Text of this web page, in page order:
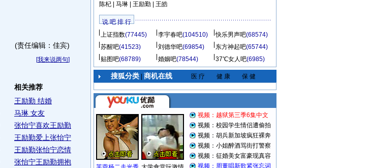
(责任编辑：佳宾)
[我来说两句]
相关推荐
王励勤 结婚
马琳 女友
张怡宁喜欢王励勤
王励勤爱上张怡宁
王励勤张怡宁恋情
张怡宁王励勤拥抱
陈杞| 马琳| 王励勤| 王皓
说 吧 排 行
上证指数(77445) 李宇春吧(104510) 快乐男声吧(68574)
苏醒吧(41523) 刘德华吧(69854) 东方神起吧(65744)
贴图吧(68789) 婚姻吧(78544) 37℃女人吧(6985)
搜狐分类| 商机在线 医 疗 健 康 保 健
视频：越狱第三季6集中文
视频：校园学生情侣遭偷拍
视频：胡兵新加坡疯狂裸奔
视频：小姐醉酒骂街打警察
视频：征婚美女富豪现真容
视频：周董唱新歌紧张忘词